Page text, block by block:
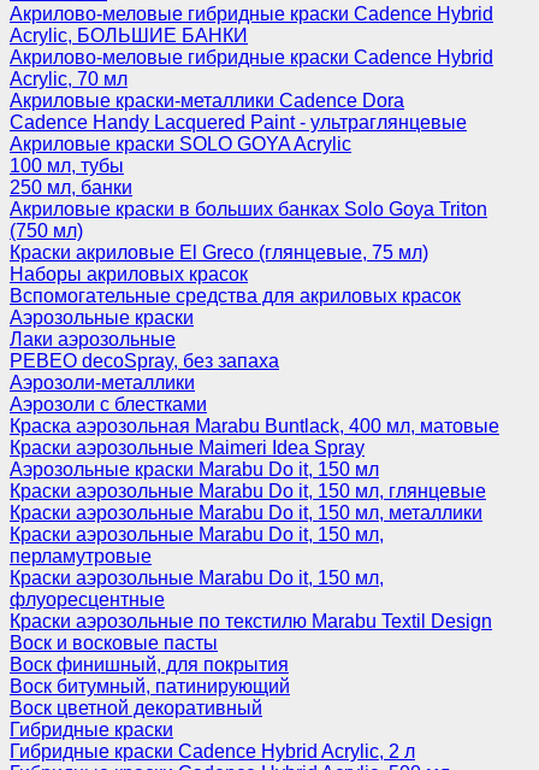
Акрилово-меловые гибридные краски Cadence Hybrid
Acrylic, БОЛЬШИЕ БАНКИ
Акрилово-меловые гибридные краски Cadence Hybrid
Acrylic, 70 мл
Акриловые краски-металлики Cadence Dora
Cadence Handy Lacquered Paint - ультраглянцевые
Акриловые краски SOLO GOYA Acrylic
100 мл, тубы
250 мл, банки
Акриловые краски в больших банках Solo Goya Triton
(750 мл)
Краски акриловые El Greco (глянцевые, 75 мл)
Наборы акриловых красок
Вспомогательные средства для акриловых красок
Аэрозольные краски
Лаки аэрозольные
PEBEO decoSpray, без запаха
Аэрозоли-металлики
Аэрозоли с блестками
Краска аэрозольная Marabu Buntlack, 400 мл, матовые
Краски аэрозольные Maimeri Idea Spray
Аэрозольные краски Marabu Do it, 150 мл
Краски аэрозольные Marabu Do it, 150 мл, глянцевые
Краски аэрозольные Marabu Do it, 150 мл, металлики
Краски аэрозольные Marabu Do it, 150 мл,
перламутровые
Краски аэрозольные Marabu Do it, 150 мл,
флуоресцентные
Краски аэрозольные по текстилю Marabu Textil Design
Воск и восковые пасты
Воск финишный, для покрытия
Воск битумный, патинирующий
Воск цветной декоративный
Гибридные краски
Гибридные краски Cadence Hybrid Acrylic, 2 л